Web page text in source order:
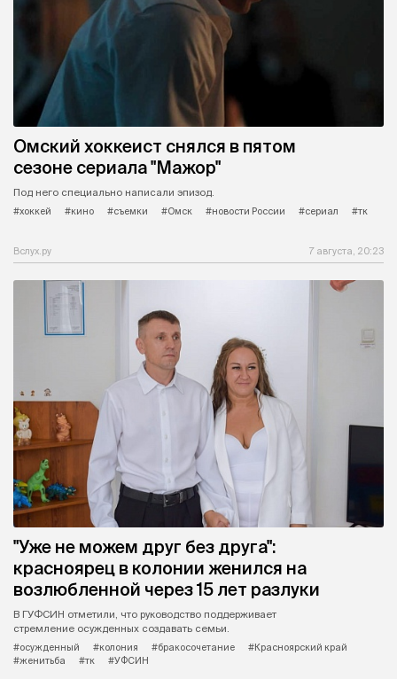
Омский хоккеист снялся в пятом
сезоне сериала "Мажор"
Под него специально написали эпизод.
#хоккей
#кино #съемки #Омск #новости России #сериал #тк
Вслух.ру 7 августа, 20:23
"Уже не можем друг без друга":
красноярец в колонии женился на
возлюбленной через 15 лет разлуки
В ГУФСИН отметили, что руководство поддерживает
стремление осужденных создавать семьи.
#осужденный
#колония #бракосочетание
#Красноярский край
#женитьба
#тк #УФСИН